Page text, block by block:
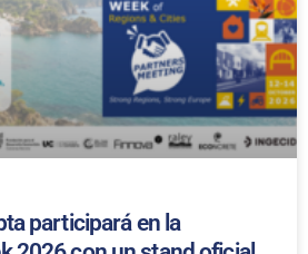
participará en la